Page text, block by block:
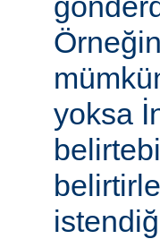
Örneğin
yoksa